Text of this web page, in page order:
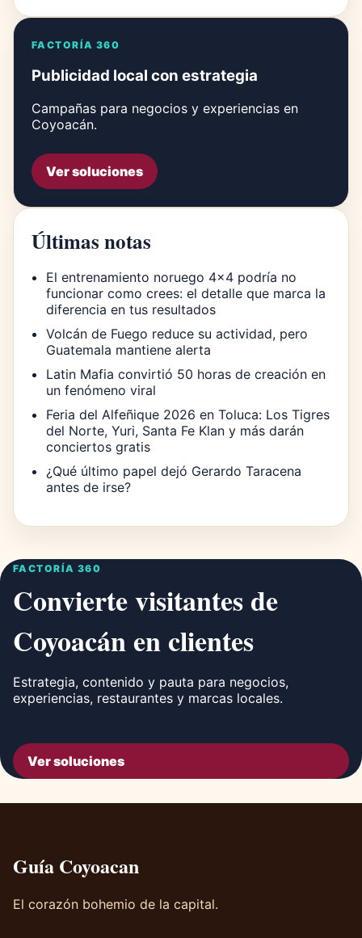
FACTORÍA 360
Publicidad local con estrategia
Campañas para negocios y experiencias en
Coyoacán.
Ver soluciones
Últimas notas
El entrenamiento noruego 4×4 podría no
funcionar como crees: el detalle que marca la
diferencia en tus resultados
Volcán de Fuego reduce su actividad, pero
Guatemala mantiene alerta
Latin Mafia convirtió 50 horas de creación en
un fenómeno viral
Feria del Alfeñique 2026 en Toluca: Los Tigres
del Norte, Yuri, Santa Fe Klan y más darán
conciertos gratis
¿Qué último papel dejó Gerardo Taracena
antes de irse?
FACTORÍA 360
Convierte visitantes de
Coyoacán en clientes
Estrategia, contenido y pauta para negocios,
experiencias, restaurantes y marcas locales.
Ver soluciones
Guía Coyoacan
El corazón bohemio de la capital.